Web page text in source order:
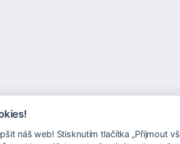
náš web! Stisknutím tlačítka „Přijmout